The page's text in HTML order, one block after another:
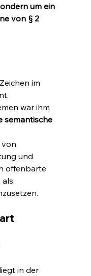
um ein
von § 2
im
war ihm
semantische
von
und
offenbarte
als
in der